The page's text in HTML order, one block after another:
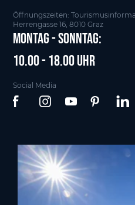
Öffnungszeiten:
Herrengasse 16, 8010 Graz
Montag - Sonntag:
10.00 - 18.00 Uhr
Social Media